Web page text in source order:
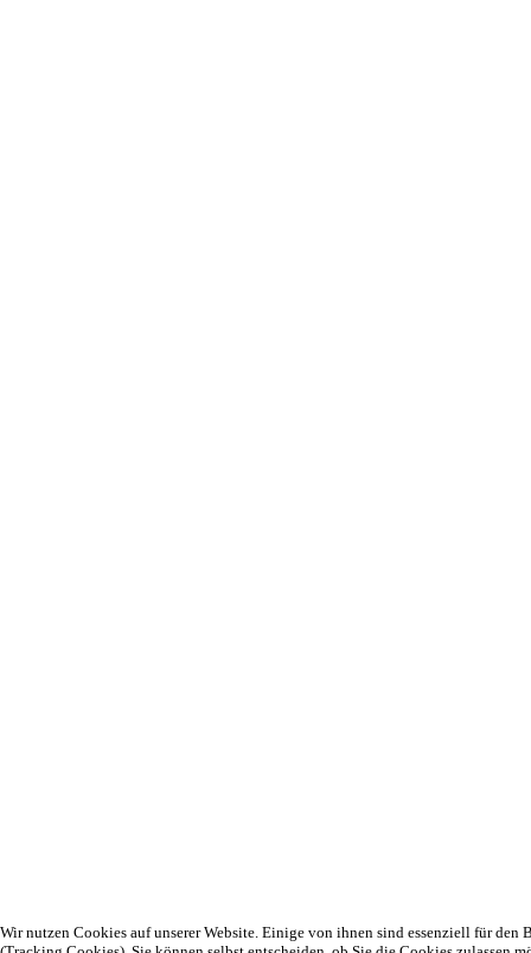
Wir nutzen Cookies auf unserer Website. Einige von ihnen sind essenziell für den